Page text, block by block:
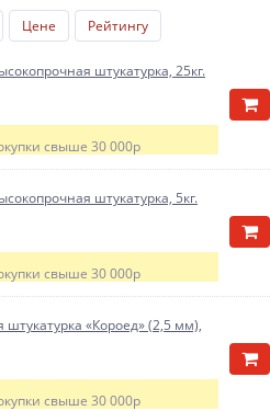
Цене Рейтингу
штукатурка, 25кг.
свыше 30 000р
штукатурка, 5кг.
свыше 30 000р
«Короед» (2,5 мм),
свыше 30 000р